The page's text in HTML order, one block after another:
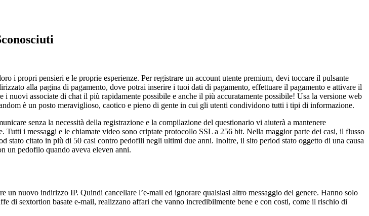
i propri pensieri e le proprie esperienze. Per registrare un account utente premium, devi toccare il pulsante
alla pagina di pagamento, dove potrai inserire i tuoi dati di pagamento, effettuare il pagamento e attivare il
nuovi associate di chat il più rapidamente possibile e anche il più accuratamente possibile! Usa la versione web
è un posto meraviglioso, caotico e pieno di gente in cui gli utenti condividono tutti i tipi di informazione.
senza la necessità della registrazione e la compilazione del questionario vi aiuterà a mantenere
Tutti i messaggi e le chiamate video sono criptate protocollo SSL a 256 bit. Nella maggior parte dei casi, il flusso
stato citato in più di 50 casi contro pedofili negli ultimi due anni. Inoltre, il sito period stato oggetto di una causa
un pedofilo quando aveva eleven anni.
nuovo indirizzo IP. Quindi cancellare l’e-mail ed ignorare qualsiasi altro messaggio del genere. Hanno solo
di sextortion basate e-mail, realizzano affari che vanno incredibilmente bene e con costi, come il rischio di